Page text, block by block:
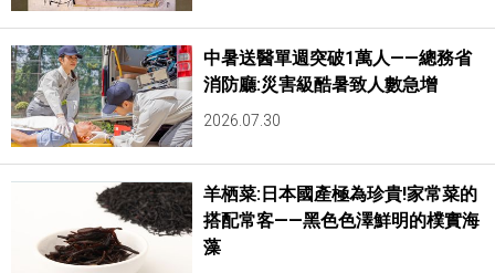
中暑送醫單週突破1萬人——總務省
消防廳:災害級酷暑致人數急增
2026.07.30
羊栖菜:日本國產極為珍貴!家常菜的
搭配常客——黑色色澤鮮明的樸實海
藻